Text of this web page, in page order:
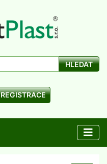
HLEDAT
REGISTRACE